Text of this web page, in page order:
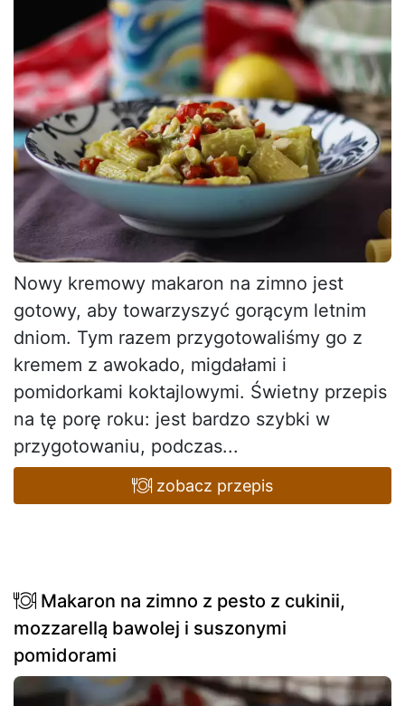
Nowy kremowy makaron na zimno jest
gotowy, aby towarzyszyć gorącym letnim
dniom. Tym razem przygotowaliśmy go z
kremem z awokado, migdałami i
pomidorkami koktajlowymi. Świetny przepis
na tę porę roku: jest bardzo szybki w
przygotowaniu, podczas...
zobacz przepis
Makaron na zimno z pesto z cukinii,
mozzarellą bawolej i suszonymi
pomidorami